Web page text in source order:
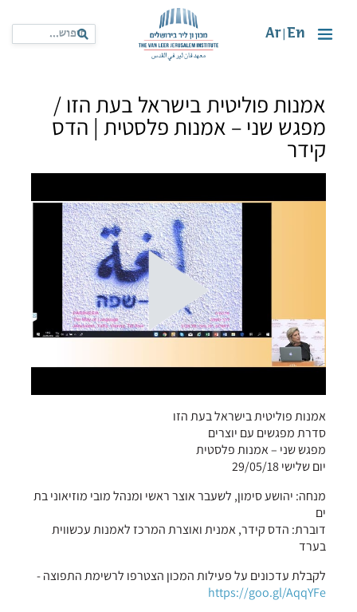
En
Ar
אמנות פוליטית בישראל בעת הזו /
מפגש שני – אמנות פלסטית | הדס
קידר
אמנות פוליטית בישראל בעת הזו
סדרת מפגשים עם יוצרים
מפגש שני – אמנות פלסטית
יום שלישי 29/05/18
מנחה: יהושע סימון, לשעבר אוצר ראשי ומנהל מובי מוזיאוני בת
ים
דוברת: הדס קידר, אמנית ואוצרת המרכז לאמנות עכשווית
בערד
לקבלת עדכונים על פעילות המכון הצטרפו לרשימת התפוצה -
https://goo.gl/AqqYFe